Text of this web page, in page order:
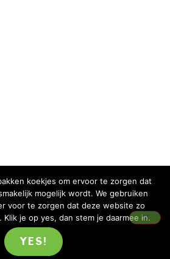
RECHTEN VOORBEHOUDEN | WEBSITE ISM
koekjes om ervoor te zorgen dat
mogelijk wordt. We gebruiken
voor te zorgen dat deze website zo
je op yes, dan stem je daarmee in.
YES!